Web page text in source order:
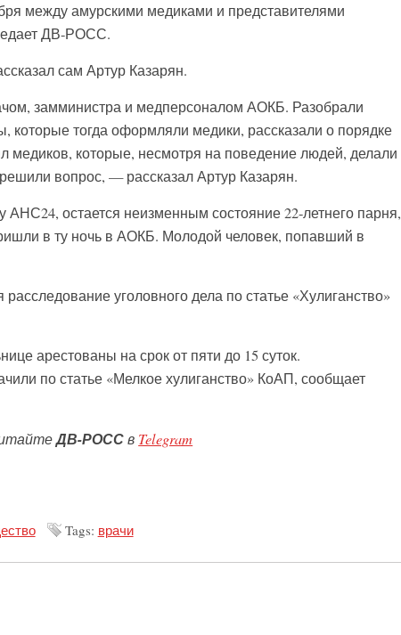
между амурскими медиками и представителями
ДВ-РОСС.
сам Артур Казарян.
замминистра и медперсоналом АОКБ. Разобрали
которые тогда оформляли медики, рассказали о порядке
медиков, которые, несмотря на поведение людей, делали
вопрос, — рассказал Артур Казарян.
АНС24, остается неизменным состояние 22-летнего парня,
в ту ночь в АОКБ. Молодой человек, попавший в
уголовного дела по статье «Хулиганство»
арестованы на срок от пяти до 15 суток.
по статье «Мелкое хулиганство» КоАП, сообщает
ДВ-РОССв Telegram
Tags: врачи